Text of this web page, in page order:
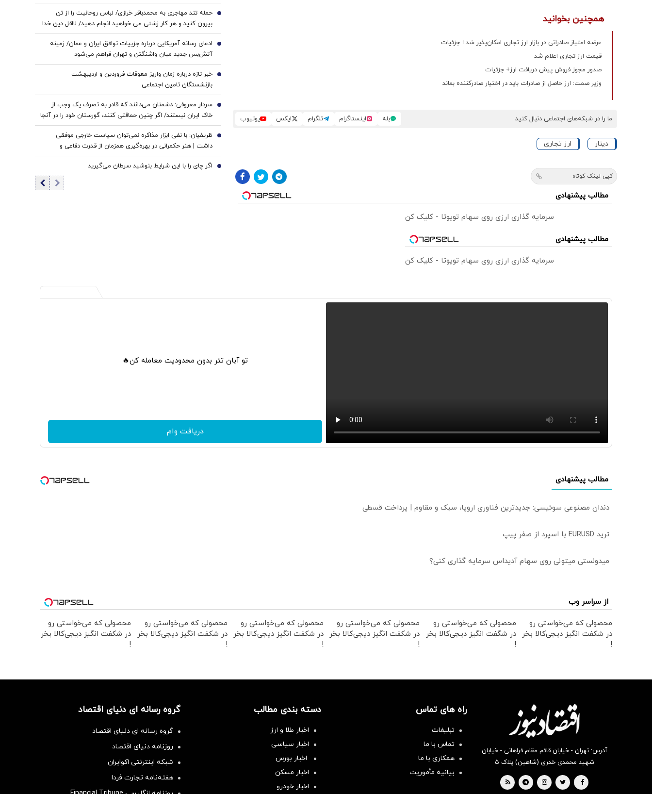
همچنین بخوانید
عرضه امتیاز صادراتی در بازار ارز تجاری امکان‌پذیر شد+ جزئیات
قیمت ارز تجاری اعلام شد
صدور مجوز فروش پیش دریافت ارز+ جزئیات
وزیر صمت: ارز حاصل از صادرات باید در اختیار صادرکننده بماند
ما را در شبکه‌های اجتماعی دنبال کنید بله اینستاگرام تلگرام ایکس یوتیوب
دینار ارز تجاری
کپی لینک کوتاه
مطالب پیشنهادی
سرمایه گذاری ارزی روی سهام تویوتا - کلیک کن
مطالب پیشنهادی
سرمایه گذاری ارزی روی سهام تویوتا - کلیک کن
حمله تند مهاجری به محمدباقر خرازی/ لباس روحانیت را از تن
بیرون کنید و هر کار زشتی می خواهید انجام دهید/ لااقل دین خدا
را آلوده نکنید
5
ادعای رسانه آمریکایی درباره جزییات توافق ایران و عمان/ زمینه
آتش‌بس جدید میان واشنگتن و تهران فراهم می‌شود
6
خبر تازه درباره زمان واریز معوقات فروردین و اردیبهشت
بازنشستگان تامین اجتماعی
7
سردار معروفی: دشمنان می‌دانند که قادر به تصرف یک وجب از
خاک ایران نیستند/ اگر چنین حماقتی کنند، گورستان خود را در آنجا
خواهند یافت/ دیپلماسی بدون پشتیبانی مردمی امکان‌پذیر نیست
8
ظریفیان: با نفی ابزار مذاکره نمی‌توان سیاست خارجی موفقی
داشت | هنر حکمرانی در بهره‌گیری همزمان از قدرت دفاعی و
ظرفیت‌های دیپلماتیک است، نه حذف یکی به نفع دیگری
9
اگر چای را با این شرایط بنوشید سرطان می‌گیرید 10
تو آبان تتر بدون محدودیت معامله کن🔥
دریافت وام
مطالب پیشنهادی
دندان مصنوعی سوئیسی: جدیدترین فناوری اروپا، سبک و مقاوم | پرداخت قسطی
ترید EURUSD با اسپرد از صفر پیپ
میدونستی میتونی روی سهام آدیداس سرمایه گذاری کنی؟
از سراسر وب
محصولی که می‌خواستی رو
در شکفت انگیز دیجی‌کالا بخر
!
محصولی که می‌خواستی رو
در شگفت انگیز دیجی‌کالا بخر
!
محصولی که می‌خواستی رو
در شکفت انگیز دیجی‌کالا بخر
!
محصولی که می‌خواستی رو
در شکفت انگیز دیجی‌کالا بخر
!
محصولی که می‌خواستی رو
در شکفت انگیز دیجی‌کالا بخر
!
محصولی که می‌خواستی رو
در شکفت انگیز دیجی‌کالا بخر
!
آدرس: تهران - خیابان قائم مقام فراهانی - خیابان
شهید محمدی خدری (شاهین) پلاک ۵
راه های تماس
تبلیغات
تماس با ما
همکاری با ما
بیانیه مأموریت
دسته بندی مطالب
اخبار طلا و ارز
اخبار سیاسی
اخبار بورس
اخبار مسکن
اخبار خودرو
گروه رسانه ای دنیای اقتصاد
گروه رسانه ای دنیای اقتصاد
روزنامه دنیای اقتصاد
شبکه اینترنتی اکوایران
هفته‌نامه تجارت فردا